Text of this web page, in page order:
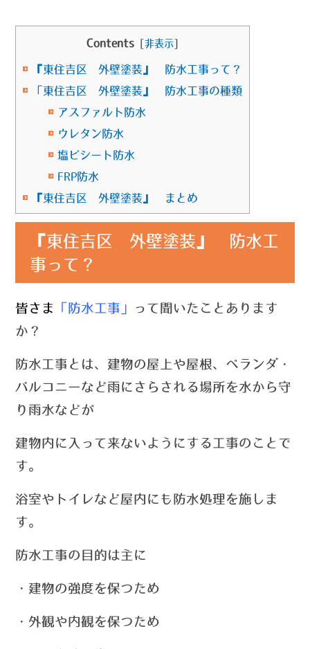
Contents 非表示
『東住吉区 外壁塗装』 防水工事って？
「東住吉区 外壁塗装』 防水工事の種類
アスファルト防水
ウレタン防水
塩ビシート防水
FRP防水
『東住吉区 外壁塗装』 まとめ
『東住吉区 外壁塗装』 防水工
事って？
皆さま 防水工事 」
って聞いたことあります
か？
防水工事とは、建物の屋上や屋根、ベランダ・
バルコニーなど雨にさらされる場所を水から守
り雨水などが
建物内に 入って来ないようにする工事のことで
す。
浴室やトイレなど屋内にも防水処理を施しま
す。
防水工事の目的は主に
・建物の強度を保つため
・外観や内観を保つため